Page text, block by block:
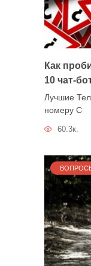
Как
10 чат-
Лучшие
номеру С
60.3к.